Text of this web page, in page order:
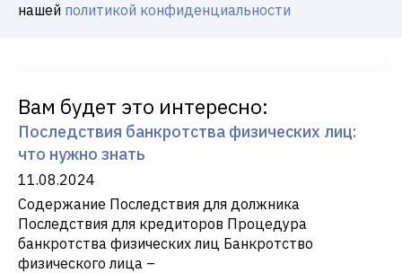
нашей политикой конфиденциальности
Вам будет это интересно:
Последствия банкротства физических лиц:
что нужно знать
11.08.2024
Содержание Последствия для должника
Последствия для кредиторов Процедура
банкротства физических лиц Банкротство
физического лица –